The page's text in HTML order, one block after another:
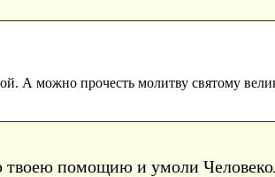
А можно прочесть молитву святому
твоею помощию и умоли